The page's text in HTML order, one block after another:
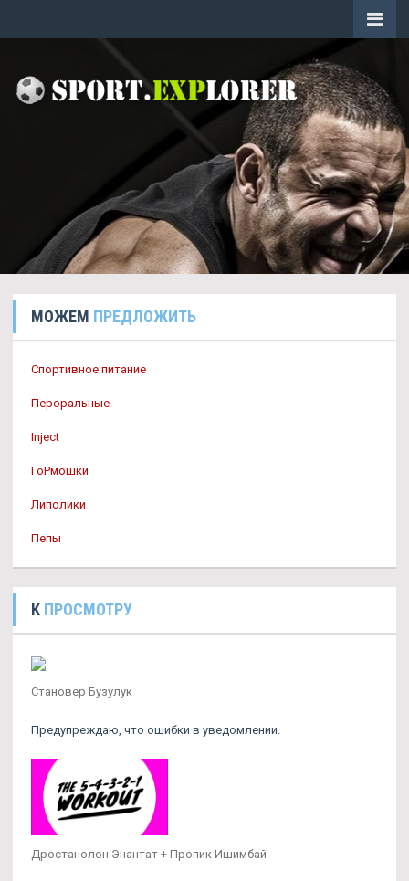
МОЖЕМ ПРЕДЛОЖИТЬ
Спортивное питание
Пероральные
Inject
ГоРмошки
Липолики
Пепы
К ПРОСМОТРУ
Становер Бузулук
Предупреждаю, что ошибки в уведомлении.
Дростанолон Энантат + Пропик Ишимбай